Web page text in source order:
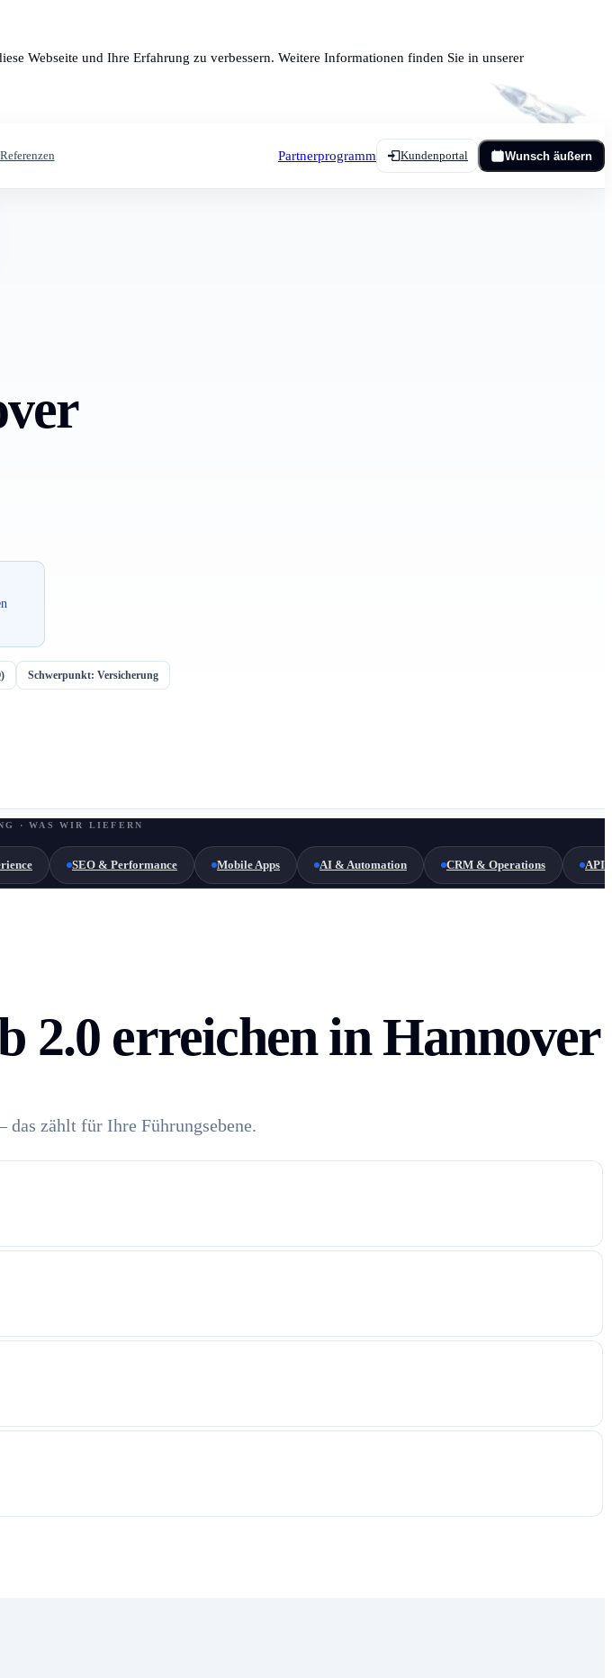
Webseite und Ihre Erfahrung zu verbessern. Weitere Informationen finden Sie in unserer
Referenzen Partnerprogramm Kundenportal Wunsch äußern
Schwerpunkt: Versicherung
· WAS WIR LIEFERN
SEO & Performance Mobile Apps AI & Automation CRM & Operations API
2.0 erreichen in Hannover
zählt für Ihre Führungsebene.